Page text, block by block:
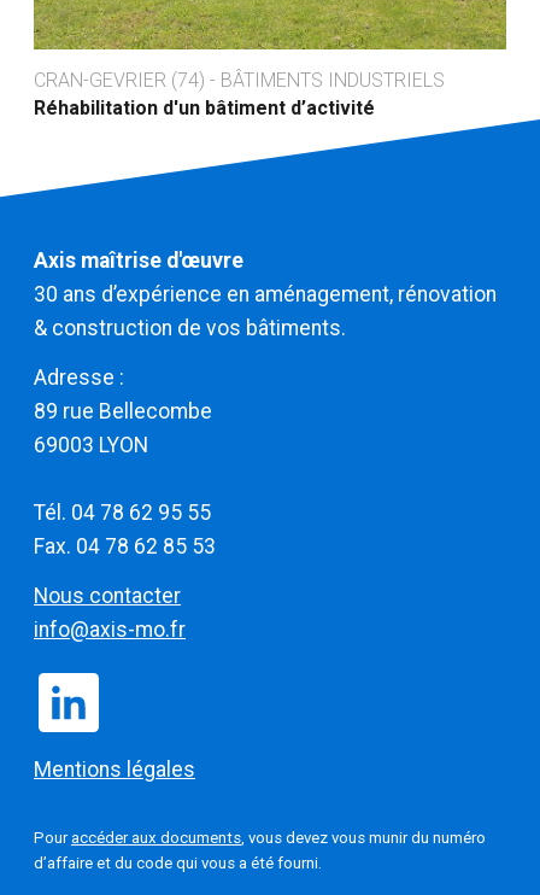
CRAN-GEVRIER (74) - BÂTIMENTS INDUSTRIELS
Réhabilitation d'un bâtiment d’activité
Axis maîtrise d'œuvre
30 ans d’expérience en aménagement, rénovation
& construction de vos bâtiments.
Adresse :
​​​​​​​89 rue Bellecombe
69003 LYON
Tél. 04 78 62 95 55
Fax. 04 78 62 85 53
Nous contacter
info@axis-mo.fr
Mentions légales
Pouraccéder aux documents, vous devez vous munir du numéro
d’affaire et du code qui vous a été fourni.